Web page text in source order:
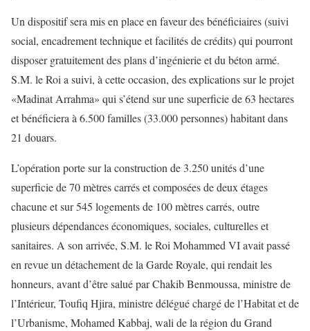
Un dispositif sera mis en place en faveur des bénéficiaires (suivi
social, encadrement technique et facilités de crédits) qui pourront
disposer gratuitement des plans d’ingénierie et du béton armé.
S.M. le Roi a suivi, à cette occasion, des explications sur le projet
«Madinat Arrahma» qui s’étend sur une superficie de 63 hectares
et bénéficiera à 6.500 familles (33.000 personnes) habitant dans
21 douars.
L’opération porte sur la construction de 3.250 unités d’une
superficie de 70 mètres carrés et composées de deux étages
chacune et sur 545 logements de 100 mètres carrés, outre
plusieurs dépendances économiques, sociales, culturelles et
sanitaires. A son arrivée, S.M. le Roi Mohammed VI avait passé
en revue un détachement de la Garde Royale, qui rendait les
honneurs, avant d’être salué par Chakib Benmoussa, ministre de
l’Intérieur, Toufiq Hjira, ministre délégué chargé de l’Habitat et de
l’Urbanisme, Mohamed Kabbaj, wali de la région du Grand